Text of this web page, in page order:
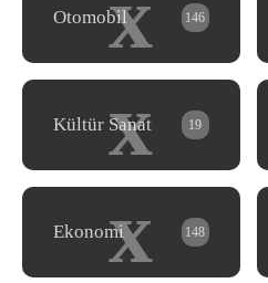
Otomobil 146
x
Kültür Sanat 19
x
Ekonomi 148